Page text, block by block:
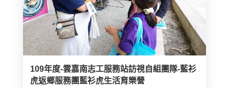
109年度-雲嘉南志工服務站訪視自組團隊-藍衫
虎返鄉服務團藍衫虎生活育樂營